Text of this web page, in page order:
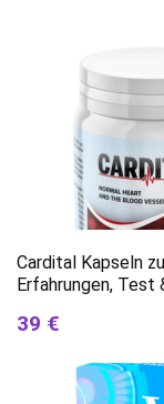
Cardital Kapseln
Erfahrungen, Test
39 €